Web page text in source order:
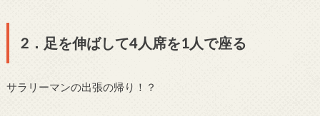
2．足を伸ばして4人席を1人で座る
サラリーマンの出張の帰り！？